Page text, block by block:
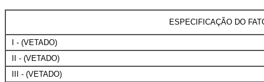
ESPECIFICAÇÃO DO
I - (VETADO)
II - (VETADO)
III - (VETADO)